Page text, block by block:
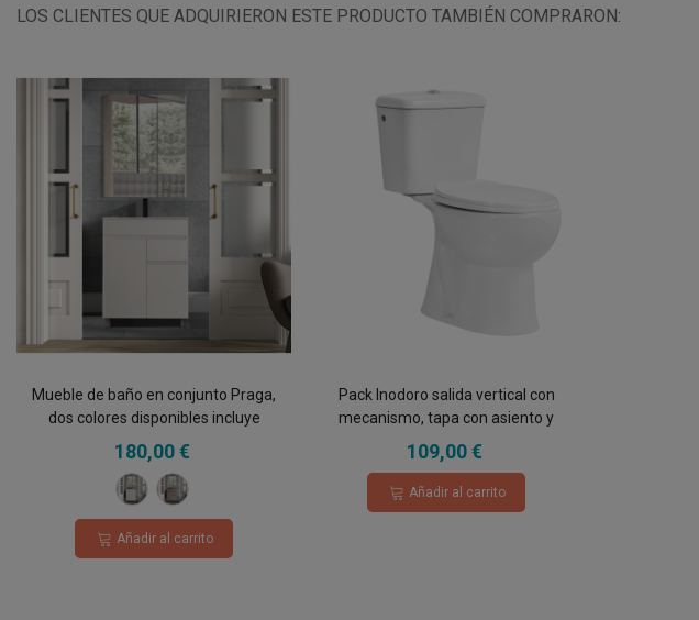
LOS CLIENTES QUE ADQUIRIERON ESTE PRODUCTO TAMBIÉN COMPRARON:
Mueble de baño en conjunto Praga,
dos colores disponibles incluye
encimera de porcelana y espejo
180,00 €
BlancoRoble
Hércules
Añadir al carrito
Pack Inodoro salida vertical con
mecanismo, tapa con asiento y
fijaciones
109,00 €
Añadir al carrito